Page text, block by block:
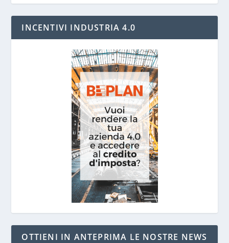
INCENTIVI INDUSTRIA 4.0
OTTIENI IN ANTEPRIMA LE NOSTRE NEWS